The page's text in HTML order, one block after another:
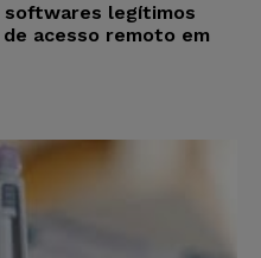
softwares legítimos
acesso remoto em